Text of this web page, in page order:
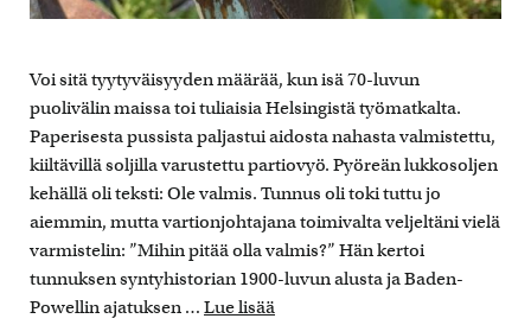
Voi sitä tyytyväisyyden määrää, kun isä 70-luvun
puolivälin maissa toi tuliaisia Helsingistä työmatkalta.
Paperisesta pussista paljastui aidosta nahasta valmistettu,
kiiltävillä soljilla varustettu partiovyö. Pyöreän lukkosoljen
kehällä oli teksti: Ole valmis. Tunnus oli toki tuttu jo
aiemmin, mutta vartionjohtajana toimivalta veljeltäni vielä
varmistelin: ”Mihin pitää olla valmis?” Hän kertoi
tunnuksen syntyhistorian 1900-luvun alusta ja Baden-
Powellin ajatuksen … Lue lisää